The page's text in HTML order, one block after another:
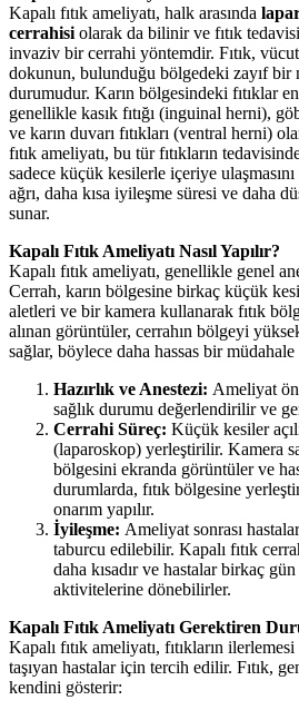
Kapalı fıtık ameliyatı, halk arasında
cerrahisi olarak da bilinir ve fıtık
invaziv bir cerrahi yöntemdir. Fıtık,
dokunun, bulunduğu bölgedeki zayıf bir
durumudur. Karın bölgesindeki fıtıklar
genellikle kasık fıtığı (inguinal herni),
ve karın duvarı fıtıkları (ventral herni)
fıtık ameliyatı, bu tür fıtıkların
sadece küçük kesilerle içeriye
ağrı, daha kısa iyileşme süresi ve daha
sunar.
Kapalı Fıtık Ameliyatı Nasıl Yapılır?
Kapalı fıtık ameliyatı, genellikle genel
Cerrah, karın bölgesine birkaç küçük
aletleri ve bir kamera kullanarak fıtık
alınan görüntüler, cerrahın bölgeyi
sağlar, böylece daha hassas bir
Hazırlık ve Anestezi: Ameliyat
sağlık durumu değerlendirilir ve
Cerrahi Süreç: Küçük kesiler
(laparoskop) yerleştirilir. Kamera
bölgesini ekranda görüntüler ve
durumlarda, fıtık bölgesine
onarım yapılır.
İyileşme: Ameliyat sonrası
taburcu edilebilir. Kapalı fıtık
daha kısadır ve hastalar birkaç
aktivitelerine dönebilirler.
Kapalı Fıtık Ameliyatı Gerektiren
Kapalı fıtık ameliyatı, fıtıkların
taşıyan hastalar için tercih edilir. Fıtık,
kendini gösterir: